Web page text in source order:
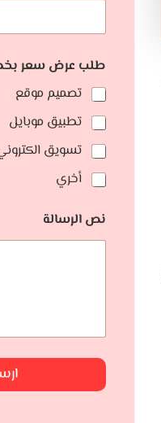
طلب عرض سعر
تصميم موقع
تطبيق موبايل
تسويق
أخري
نص الرسالة